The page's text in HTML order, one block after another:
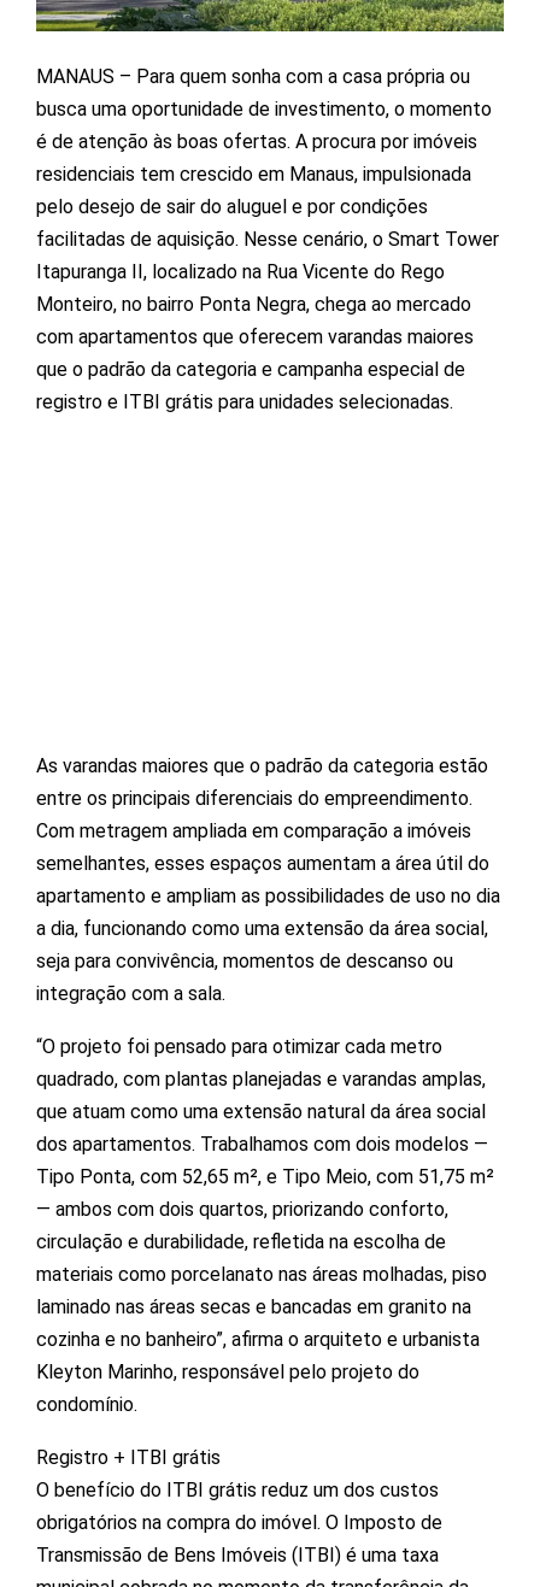
MANAUS – Para quem sonha com a casa própria ou
busca uma oportunidade de investimento, o momento
é de atenção às boas ofertas. A procura por imóveis
residenciais tem crescido em Manaus, impulsionada
pelo desejo de sair do aluguel e por condições
facilitadas de aquisição. Nesse cenário, o Smart Tower
Itapuranga II, localizado na Rua Vicente do Rego
Monteiro, no bairro Ponta Negra, chega ao mercado
com apartamentos que oferecem varandas maiores
que o padrão da categoria e campanha especial de
registro e ITBI grátis para unidades selecionadas.
As varandas maiores que o padrão da categoria estão
entre os principais diferenciais do empreendimento.
Com metragem ampliada em comparação a imóveis
semelhantes, esses espaços aumentam a área útil do
apartamento e ampliam as possibilidades de uso no dia
a dia, funcionando como uma extensão da área social,
seja para convivência, momentos de descanso ou
integração com a sala.
“O projeto foi pensado para otimizar cada metro
quadrado, com plantas planejadas e varandas amplas,
que atuam como uma extensão natural da área social
dos apartamentos. Trabalhamos com dois modelos —
Tipo Ponta, com 52,65 m², e Tipo Meio, com 51,75 m²
— ambos com dois quartos, priorizando conforto,
circulação e durabilidade, refletida na escolha de
materiais como porcelanato nas áreas molhadas, piso
laminado nas áreas secas e bancadas em granito na
cozinha e no banheiro”, afirma o arquiteto e urbanista
Kleyton Marinho, responsável pelo projeto do
condomínio.
Registro + ITBI grátis
O benefício do ITBI grátis reduz um dos custos
obrigatórios na compra do imóvel. O Imposto de
Transmissão de Bens Imóveis (ITBI) é uma taxa